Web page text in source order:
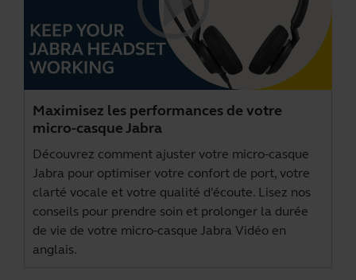
Maximisez les performances de votre
micro-casque Jabra
Découvrez comment ajuster votre micro-casque
Jabra pour optimiser votre confort de port, votre
clarté vocale et votre qualité d'écoute. Lisez nos
conseils pour prendre soin et prolonger la durée
de vie de votre micro-casque Jabra Vidéo en
anglais.